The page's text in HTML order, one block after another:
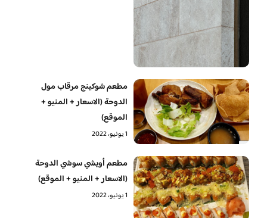
مطعم شوكينج مرقاب مول
الدوحة (الاسعار + المنيو +
الموقع)
1 يونيو، 2022
مطعم أويشي سوشي الدوحة
(الاسعار + المنيو + الموقع)
1 يونيو، 2022